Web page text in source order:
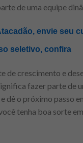
de uma equipe
envie seu
seletivo, confira
de crescimento e
fazer parte de
o próximo passo
tenha boa sorte